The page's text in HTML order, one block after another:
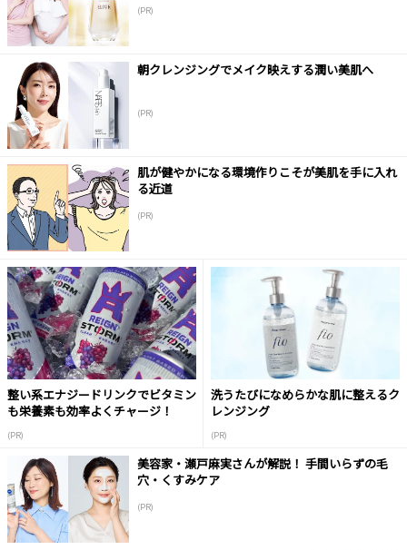
(PR)
朝クレンジングでメイク映えする潤い美肌へ
(PR)
肌が健やかになる環境作りこそが美肌を手に入れ
る近道
(PR)
整い系エナジードリンクでビタミン
も栄養素も効率よくチャージ！
(PR)
洗うたびになめらかな肌に整えるク
レンジング
(PR)
美容家・瀬戸麻実さんが解説！ 手間いらずの毛
穴・くすみケア
(PR)